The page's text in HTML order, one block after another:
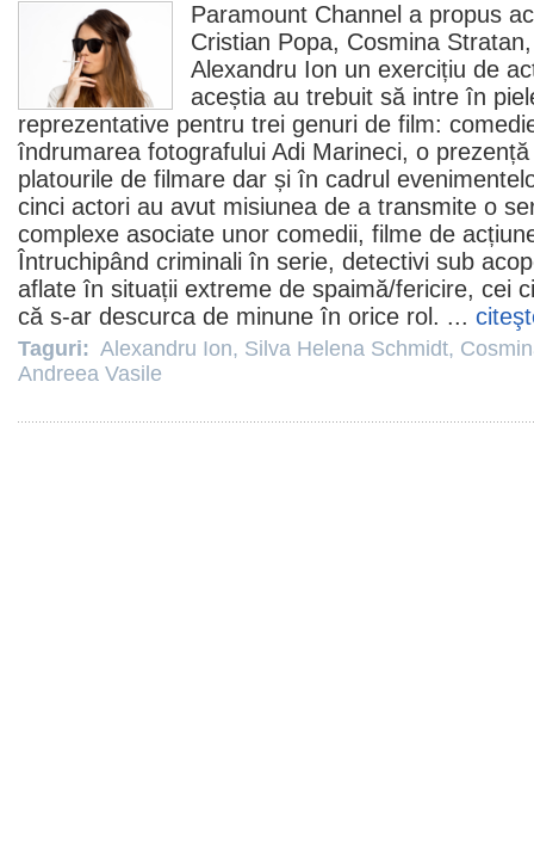
Paramount Channel a propus
Cristian Popa, Cosmina Stratan
Alexandru Ion un exercițiu de
aceștia au trebuit să intre în
reprezentative pentru trei genuri de film:
îndrumarea fotografului Adi Marineci, o
platourile de filmare dar și în cadrul
cinci actori au avut misiunea de a transmite o
complexe asociate unor comedii, filme de
Întruchipând criminali în serie, detectivi sub
aflate în situații extreme de spaimă/fericire, cei
că s-ar descurca de minune în orice rol. ...
Taguri: Alexandru Ion, Silva Helena Schmidt,
Andreea Vasile